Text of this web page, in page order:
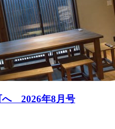
へ 2026年8月号